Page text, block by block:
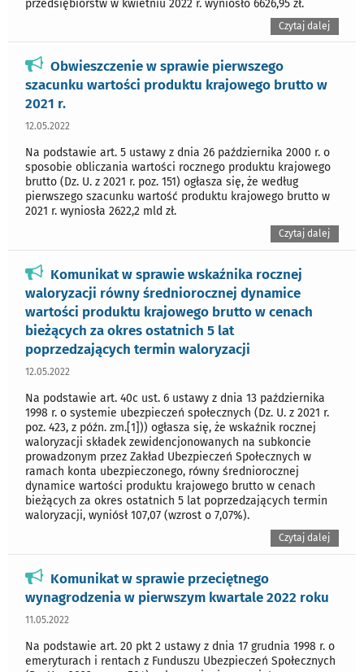
przedsiębiorstw w kwietniu 2022 r. wyniosło 6626,95 zł.
Czytaj dalej
Obwieszczenie w sprawie pierwszego
szacunku wartości produktu krajowego brutto w
2021 r.
12.05.2022
Na podstawie art. 5 ustawy z dnia 26 października 2000 r. o
sposobie obliczania wartości rocznego produktu krajowego
brutto (Dz. U. z 2021 r. poz. 151) ogłasza się, że według
pierwszego szacunku wartość produktu krajowego brutto w
2021 r. wyniosła 2622,2 mld zł.
Czytaj dalej
Komunikat w sprawie wskaźnika rocznej
waloryzacji równy średniorocznej dynamice
wartości produktu krajowego brutto w cenach
bieżących za okres ostatnich 5 lat
poprzedzających termin waloryzacji
12.05.2022
Na podstawie art. 40c ust. 6 ustawy z dnia 13 października
1998 r. o systemie ubezpieczeń społecznych (Dz. U. z 2021 r.
poz. 423, z późn. zm.[1])) ogłasza się, że wskaźnik rocznej
waloryzacji składek zewidencjonowanych na subkoncie
prowadzonym przez Zakład Ubezpieczeń Społecznych w
ramach konta ubezpieczonego, równy średniorocznej
dynamice wartości produktu krajowego brutto w cenach
bieżących za okres ostatnich 5 lat poprzedzających termin
waloryzacji, wyniósł 107,07 (wzrost o 7,07%).
Czytaj dalej
Komunikat w sprawie przeciętnego
wynagrodzenia w pierwszym kwartale 2022 roku
11.05.2022
Na podstawie art. 20 pkt 2 ustawy z dnia 17 grudnia 1998 r. o
emeryturach i rentach z Funduszu Ubezpieczeń Społecznych